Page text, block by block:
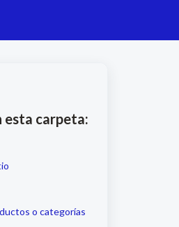
esta carpeta:
o categorías